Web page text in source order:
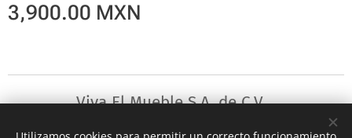
3,900.00 MXN
Viva El Mueble S.A. de C.V.